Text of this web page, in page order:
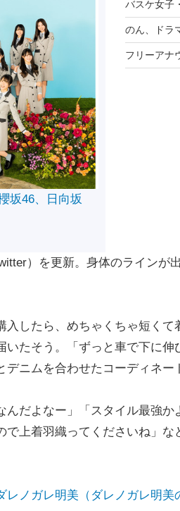
坂46、日向坂
）を更新。身体のラインが
したら、めちゃくちゃ短くて
たそう。「ずっと車で下に伸
ニムを合わせたコーディネー
だよなー」「スタイル最強か
上着羽織ってくださいね」
ノガレ明美（ダレノガレ明美